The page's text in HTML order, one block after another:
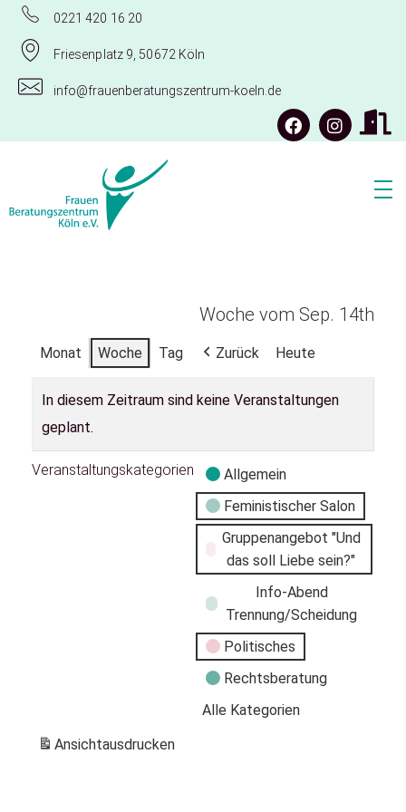
0221 420 16 20
Friesenplatz 9, 50672 Köln
info@frauenberatungszentrum-koeln.de
Woche vom Sep. 14th
Monat Woche Tag Zurück Heute
In diesem Zeitraum sind keine Veranstaltungen
geplant.
Veranstaltungskategorien
Allgemein
Feministischer Salon
Gruppenangebot "Und
das soll Liebe sein?"
Info-Abend
Trennung/Scheidung
Politisches
Rechtsberatung
Alle Kategorien
Ansichtausdrucken